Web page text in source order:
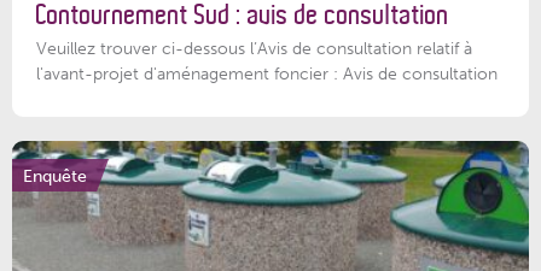
Contournement Sud : avis de consultation
Veuillez trouver ci-dessous l’Avis de consultation relatif à
l'avant-projet d'aménagement foncier : Avis de consultation
Enquête